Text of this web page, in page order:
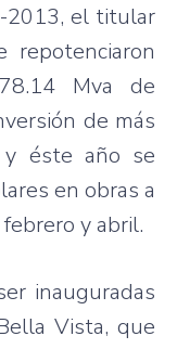
2013, el titular
repotenciaron
Mva de
de más
y éste año se
en obras a
febrero yabril.
inauguradas
Vista,que